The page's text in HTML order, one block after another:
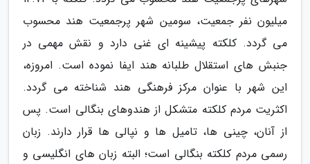
میلیون نفر جمعیت، سومین شهر پرجمعیت هند محسوب
می گردد. کلکته پیشینه ای غنی دارد و نقش مهمی در
جنبش های استقلال طلبانه هند ایفا نموده است. امروزه،
این شهر با عنوان مرکز فرهنگی هند شناخته می گردد.
اکثریت مردم کلکته متشکل از هندوهای بنگالی است. پس
از آنان، چینی ها، تامیل ها و نپالی ها قرار دارند. زبان
رسمی مردم کلکته بنگالی است؛ البته زبان های انگلیسی و